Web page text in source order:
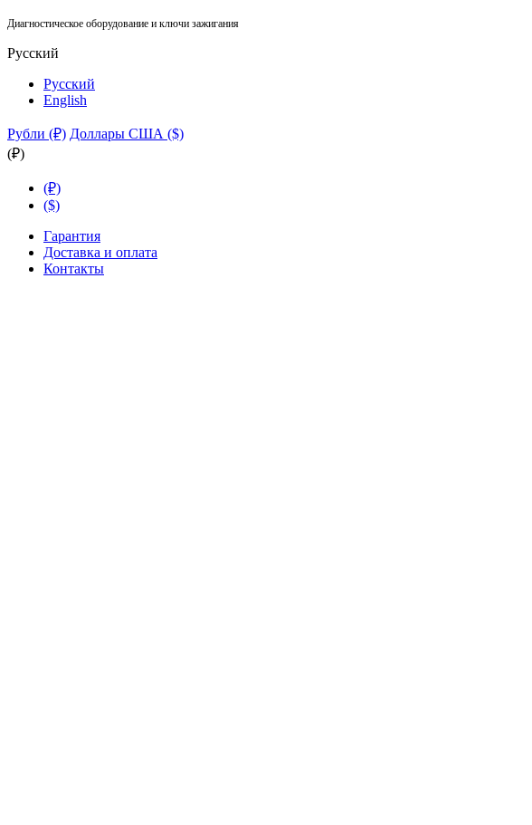
Диагностическое оборудование и ключи зажигания
Русский
Русский
English
Рубли (₽) Доллары США ($)
(₽)
(₽)
($)
Гарантия
Доставка и оплата
Контакты